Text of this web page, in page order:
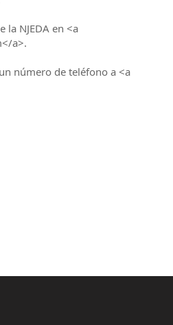
la NJEDA en <a
a>.
número de teléfono a <a